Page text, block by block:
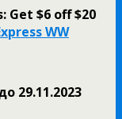
Get $6 off $20
WW
29.11.2023